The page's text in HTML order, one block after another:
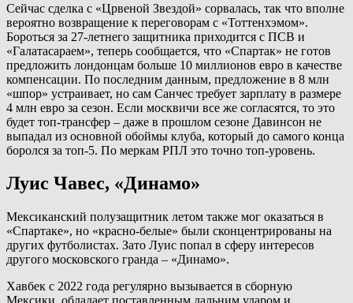
Сейчас сделка с «Црвеной Звездой» сорвалась, так что вполне
вероятно возвращение к переговорам с «Тоттенхэмом».
Бороться за 27-летнего защитника приходится с ПСВ и
«Галатасараем», теперь сообщается, что «Спартак» не готов
предложить лондонцам больше 10 миллионов евро в качестве
компенсации. По последним данным, предложение в 8 млн
«шпор» устраивает, но сам Санчес требует зарплату в размере
4 млн евро за сезон. Если москвичи все же согласятся, то это
будет топ-трансфер – даже в прошлом сезоне Давинсон не
выпадал из основной обоймы клуба, который до самого конца
боролся за топ-5. По меркам РПЛ это точно топ-уровень.
Луис Чавес, «Динамо»
Мексиканский полузащитник летом также мог оказаться в
«Спартаке», но «красно-белые» были сконцентрированы на
других футболистах. Зато Луис попал в сферу интересов
другого московского гранда – «Динамо».
Хавбек с 2022 года регулярно вызывается в сборную